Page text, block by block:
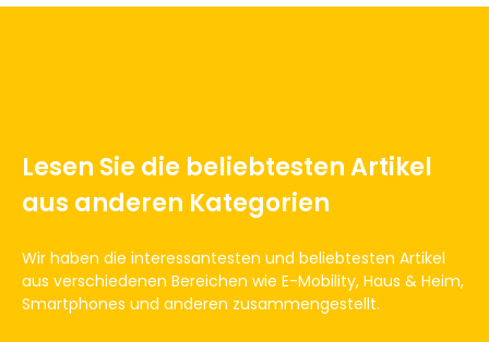
Lesen Sie die beliebtesten Artikel
aus anderen Kategorien
Wir haben die interessantesten und beliebtesten Artikel
aus verschiedenen Bereichen wie E-Mobility, Haus & Heim,
Smartphones und anderen zusammengestellt.